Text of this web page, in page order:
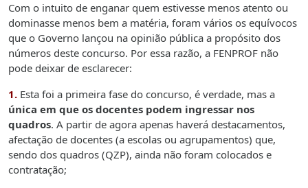
Com o intuito de enganar quem estivesse menos atento ou
dominasse menos bem a matéria, foram vários os equívocos
que o Governo lançou na opinião pública a propósito dos
números deste concurso. Por essa razão, a FENPROF não
pode deixar de esclarecer:
1. Esta foi a primeira fase do concurso, é verdade, mas a
única em que os docentes podem ingressar nos
quadros. A partir de agora apenas haverá destacamentos,
afectação de docentes (a escolas ou agrupamentos) que,
sendo dos quadros (QZP), ainda não foram colocados e
contratação;